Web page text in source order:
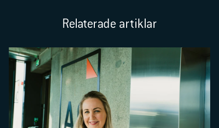
Relaterade artiklar